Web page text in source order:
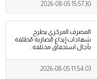
2026-08-05 15:57:30
المصرف المركزي يطرح
شهادات إيداع مُضاربة مُطلقة
بآجال استحقاق مختلفة .
2026-08-05 11:54:03